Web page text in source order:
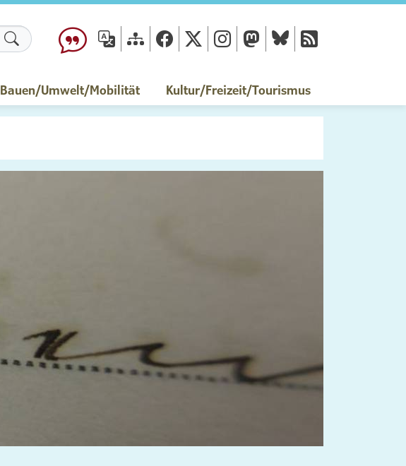
Formularschaltfläche
Bauen/Umwelt/Mobilität Kultur/Freizeit/Tourismus